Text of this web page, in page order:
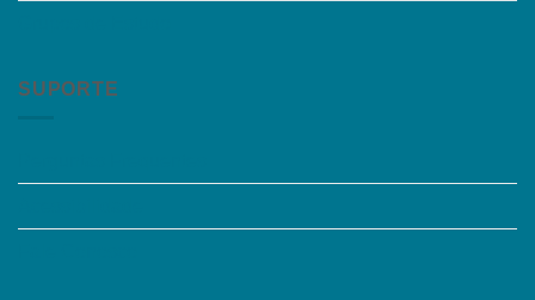
SUPORTE